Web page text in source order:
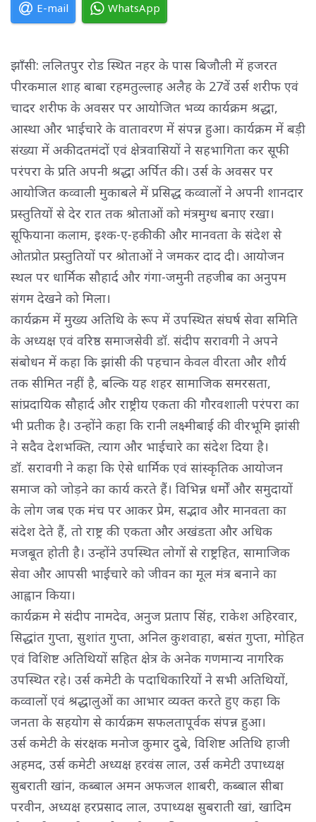
E-mail WhatsApp
झाँसी: ललितपुर रोड स्थित नहर के पास बिजौली में हजरत
पीरकमाल शाह बाबा रहमतुल्लाह अलैह के 27वें उर्स शरीफ एवं
चादर शरीफ के अवसर पर आयोजित भव्य कार्यक्रम श्रद्धा,
आस्था और भाईचारे के वातावरण में संपन्न हुआ। कार्यक्रम में बड़ी
संख्या में अकीदतमंदों एवं क्षेत्रवासियों ने सहभागिता कर सूफी
परंपरा के प्रति अपनी श्रद्धा अर्पित की। उर्स के अवसर पर
आयोजित कव्वाली मुकाबले में प्रसिद्ध कव्वालों ने अपनी शानदार
प्रस्तुतियों से देर रात तक श्रोताओं को मंत्रमुग्ध बनाए रखा।
सूफियाना कलाम, इश्क-ए-हकीकी और मानवता के संदेश से
ओतप्रोत प्रस्तुतियों पर श्रोताओं ने जमकर दाद दी। आयोजन
स्थल पर धार्मिक सौहार्द और गंगा-जमुनी तहजीब का अनुपम
संगम देखने को मिला।
कार्यक्रम में मुख्य अतिथि के रूप में उपस्थित संघर्ष सेवा समिति
के अध्यक्ष एवं वरिष्ठ समाजसेवी डॉ. संदीप सरावगी ने अपने
संबोधन में कहा कि झांसी की पहचान केवल वीरता और शौर्य
तक सीमित नहीं है, बल्कि यह शहर सामाजिक समरसता,
सांप्रदायिक सौहार्द और राष्ट्रीय एकता की गौरवशाली परंपरा का
भी प्रतीक है। उन्होंने कहा कि रानी लक्ष्मीबाई की वीरभूमि झांसी
ने सदैव देशभक्ति, त्याग और भाईचारे का संदेश दिया है।
डॉ. सरावगी ने कहा कि ऐसे धार्मिक एवं सांस्कृतिक आयोजन
समाज को जोड़ने का कार्य करते हैं। विभिन्न धर्मों और समुदायों
के लोग जब एक मंच पर आकर प्रेम, सद्भाव और मानवता का
संदेश देते हैं, तो राष्ट्र की एकता और अखंडता और अधिक
मजबूत होती है। उन्होंने उपस्थित लोगों से राष्ट्रहित, सामाजिक
सेवा और आपसी भाईचारे को जीवन का मूल मंत्र बनाने का
आह्वान किया।
कार्यक्रम मे संदीप नामदेव, अनुज प्रताप सिंह, राकेश अहिरवार,
सिद्धांत गुप्ता, सुशांत गुप्ता, अनिल कुशवाहा, बसंत गुप्ता, मोहित
एवं विशिष्ट अतिथियों सहित क्षेत्र के अनेक गणमान्य नागरिक
उपस्थित रहे। उर्स कमेटी के पदाधिकारियों ने सभी अतिथियों,
कव्वालों एवं श्रद्धालुओं का आभार व्यक्त करते हुए कहा कि
जनता के सहयोग से कार्यक्रम सफलतापूर्वक संपन्न हुआ।
उर्स कमेटी के संरक्षक मनोज कुमार दुबे, विशिष्ट अतिथि हाजी
अहमद, उर्स कमेटी अध्यक्ष हरवंस लाल, उर्स कमेटी उपाध्यक्ष
सुबराती खांन, कब्बाल अमन अफजल शाबरी, कब्बाल सीबा
परवीन, अध्यक्ष हरप्रसाद लाल, उपाध्यक्ष सुबराती खां, खादिम